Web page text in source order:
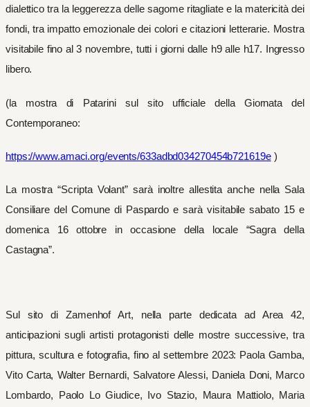
dialettico tra la leggerezza delle sagome ritagliate e la matericità dei
fondi, tra impatto emozionale dei colori e citazioni letterarie. Mostra
visitabile fino al 3 novembre, tutti i giorni dalle h9 alle h17. Ingresso
libero.
(la mostra di Patarini sul sito ufficiale della Giornata del
Contemporaneo:
https://www.amaci.org/events/633adbd034270454b721619e)
La mostra “Scripta Volant” sarà inoltre allestita anche nella Sala
Consiliare del Comune di Paspardo e sarà visitabile sabato 15 e
domenica 16 ottobre in occasione della locale “Sagra della
Castagna”.
Sul sito di Zamenhof Art, nella parte dedicata ad Area 42,
anticipazioni sugli artisti protagonisti delle mostre successive, tra
pittura, scultura e fotografia, fino al settembre 2023: Paola Gamba,
Vito Carta, Walter Bernardi, Salvatore Alessi, Daniela Doni, Marco
Lombardo, Paolo Lo Giudice, Ivo Stazio, Maura Mattiolo, Maria